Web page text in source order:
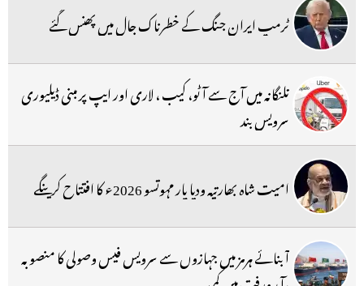
ٹرمپ ایران جنگ کے خطرناک جال میں پھنس گئے
تلنگانہ میں آج سے آٹو، کیب ، لاری اور ایپ پر مبنی ڈیلیوری
سرویس بند
امیت شاہ بھارتیہ ودیا پار مہوتسو 2026ء کا افتتاح کرینگے
آبنائے ہرمز میں جہازوں سے سرویس فیس وصولی کا منصوبہ